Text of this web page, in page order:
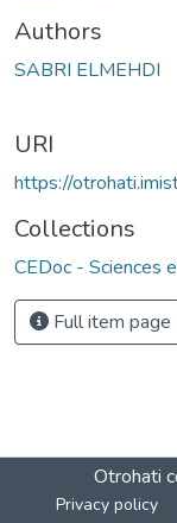
Authors
SABRI ELMEHDI
URI
https://
Collections
CEDoc - Sciences
Full item page
Otrohati
Privacy policy